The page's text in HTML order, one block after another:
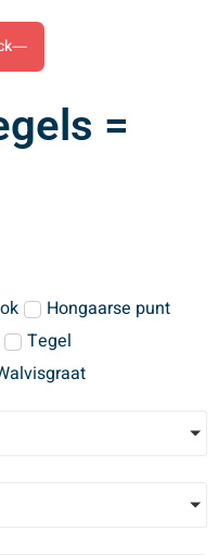
=
Hongaarse punt
Tegel